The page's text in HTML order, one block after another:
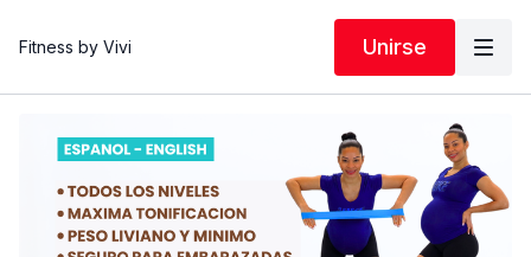
Fitness by Vivi Unirse